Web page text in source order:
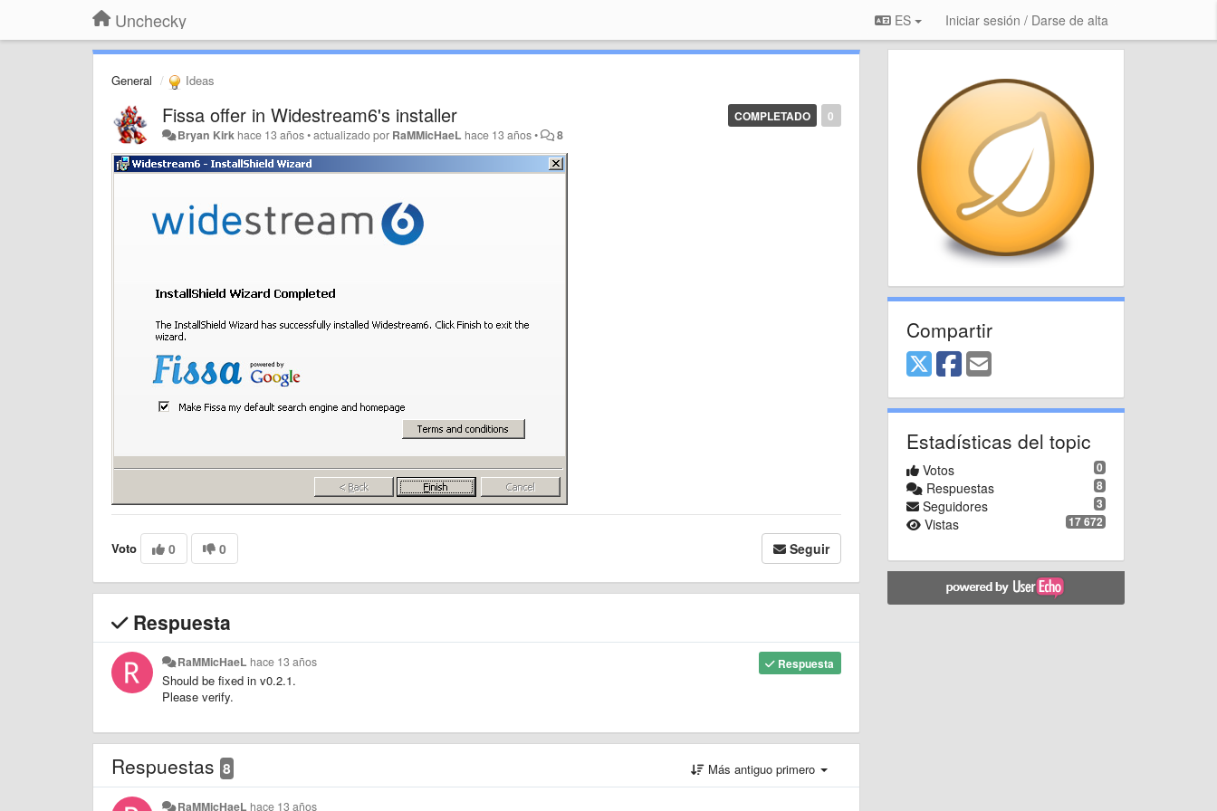
Unchecky ES Iniciar sesión / Darse de alta
General Ideas
0
COMPLETADO
Fissa offer in Widestream6's installer
Bryan Kirk hace 13 años•actualizado por RaMMicHaeL hace 13 años• 8
Voto 0 0 Seguir
Respuesta
Respuesta
RaMMicHaeL hace 13 años
Should be fixed in v0.2.1.
Please verify.
Respuestas 8 Más antiguo primero
RaMMicHaeL hace 13 años
Compartir
Estadísticas del topic
0
Votos
8
Respuestas
3
Seguidores
17 672
Vistas